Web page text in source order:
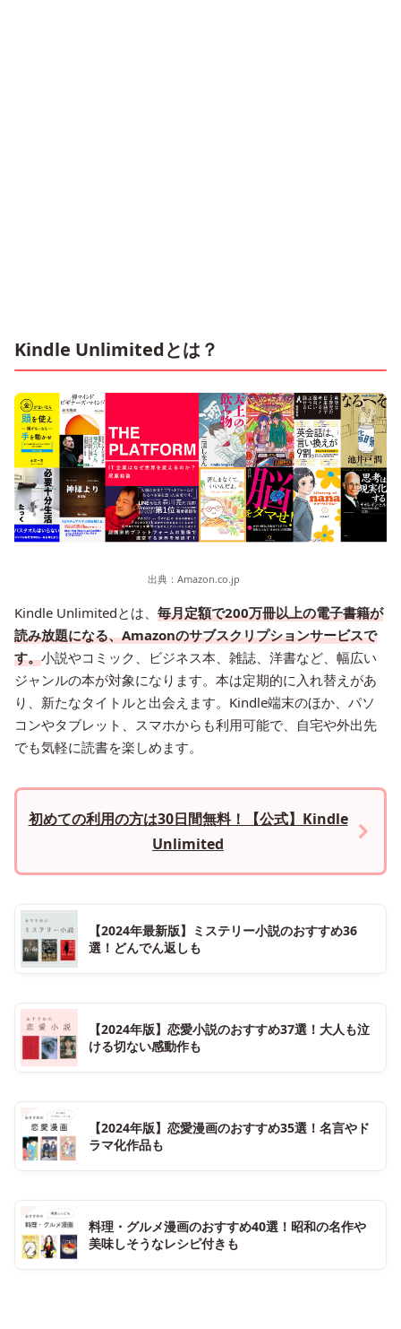
Kindle Unlimitedとは？
出典： Amazon.co.jp
Kindle Unlimitedとは、 毎月定額で200万冊以上の電子書籍が
読み放題になる、Amazonのサブスクリプションサービスで
す。小説やコミック、ビジネス本、雑誌、洋書など、幅広い
ジャンルの本が対象になります。本は定期的に入れ替えがあ
り、新たなタイトルと出会えます。Kindle端末のほか、パソ
コンやタブレット、スマホからも利用可能で、自宅や外出先
でも気軽に読書を楽しめます。
初めての利用の方は30日間無料！【公式】Kindle
Unlimited
【2024年最新版】ミステリー小説のおすすめ36
選！どんでん返しも
【2024年版】恋愛小説のおすすめ37選！大人も泣
ける切ない感動作も
【2024年版】恋愛漫画のおすすめ35選！名言やド
ラマ化作品も
料理・グルメ漫画のおすすめ40選！昭和の名作や
美味しそうなレシピ付きも